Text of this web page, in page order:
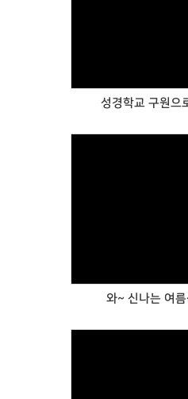
성경학교 구원으
와~ 신나는 여